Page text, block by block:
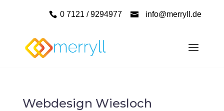
0 7121 / 9294977 info@merryll.de
Webdesign Wiesloch